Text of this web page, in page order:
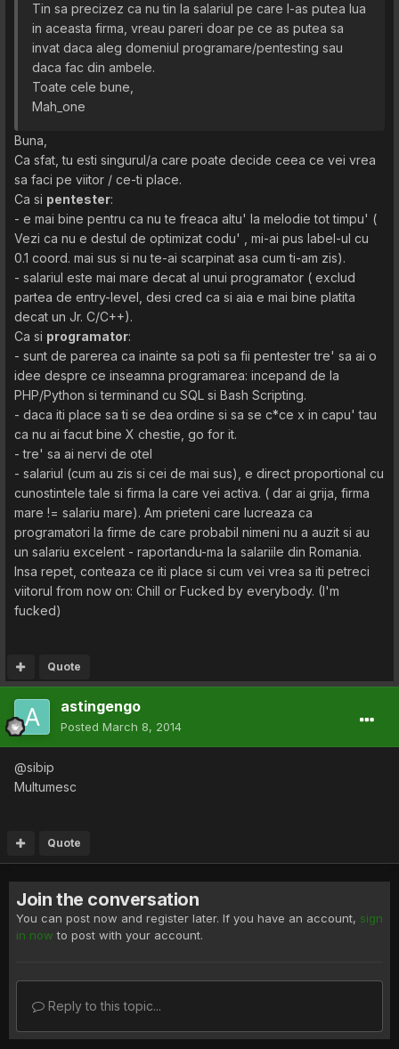
Tin sa precizez ca nu tin la salariul pe care l-as putea lua
in aceasta firma, vreau pareri doar pe ce as putea sa
invat daca aleg domeniul programare/pentesting sau
daca fac din ambele.
Toate cele bune,
Mah_one
Buna,
Ca sfat, tu esti singurul/a care poate decide ceea ce vei vrea
sa faci pe viitor / ce-ti place.
Ca si pentester:
- e mai bine pentru ca nu te freaca altu' la melodie tot timpu' (
Vezi ca nu e destul de optimizat codu' , mi-ai pus label-ul cu
0.1 coord. mai sus si nu te-ai scarpinat asa cum ti-am zis).
- salariul este mai mare decat al unui programator ( exclud
partea de entry-level, desi cred ca si aia e mai bine platita
decat un Jr. C/C++).
Ca si programator:
- sunt de parerea ca inainte sa poti sa fii pentester tre' sa ai o
idee despre ce inseamna programarea: incepand de la
PHP/Python si terminand cu SQL si Bash Scripting.
- daca iti place sa ti se dea ordine si sa se c*ce x in capu' tau
ca nu ai facut bine X chestie, go for it.
- tre' sa ai nervi de otel
- salariul (cum au zis si cei de mai sus), e direct proportional cu
cunostintele tale si firma la care vei activa. ( dar ai grija, firma
mare != salariu mare). Am prieteni care lucreaza ca
programatori la firme de care probabil nimeni nu a auzit si au
un salariu excelent - raportandu-ma la salariile din Romania.
Insa repet, conteaza ce iti place si cum vei vrea sa iti petreci
viitorul from now on: Chill or Fucked by everybody. (I'm
fucked)
Quote
astingengo
Posted March 8, 2014
@sibip
Multumesc
Quote
Join the conversation
You can post now and register later. If you have an account, sign
in now to post with your account.
Reply to this topic...